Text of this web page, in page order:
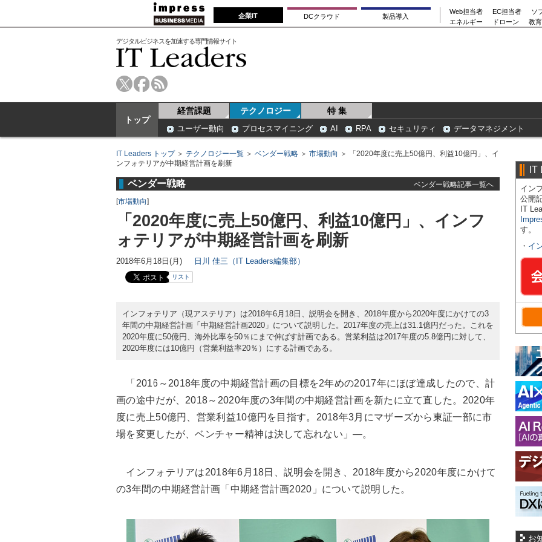
企業IT DCクラウド 製品導入
Web担当者 EC担当者
ソ
エネルギー
ドローン 教
デジタルビジネスを加速する専門情報サイト
トップ
経営課題 テクノロジー 特 集
ユーザー動向 プロセスマイニング AI RPA セキュリティ データマネジメント
IT Leaders トップ＞ テクノロジー一覧 ＞ ベンダー戦略 ＞ 市場動向 ＞ 「2020年度に売上50億円、利益10億円」、イ
ンフォテリアが中期経営計画を刷新
ベンダー戦略
ベンダー戦略記事一覧へ
[市場動向]
「2020年度に売上50億円、利益10億円」、インフ
ォテリアが中期経営計画を刷新
2018年6月18日(月) 日川 佳三（IT Leaders編集部）
リスト
インフォテリア（現アステリア）は2018年6月18日、説明会を開き、2018年度から2020年度にかけての3
年間の中期経営計画「中期経営計画2020」について説明した。2017年度の売上は31.1億円だった。これを
2020年度に50億円、海外比率を50％にまで伸ばす計画である。営業利益は2017年度の5.8億円に対して、
2020年度には10億円（営業利益率20％）にする計画である。
「2016～2018年度の中期経営計画の目標を2年めの2017年にほぼ達成したので、計
画の途中だが、2018～2020年度の3年間の中期経営計画を新たに立て直した。2020年
度に売上50億円、営業利益10億円を目指す。2018年3月にマザーズから東証一部に市
場を変更したが、ベンチャー精神は決して忘れない」―。
インフォテリアは2018年6月18日、説明会を開き、2018年度から2020年度にかけて
の3年間の中期経営計画「中期経営計画2020」について説明した。
IT
イン
公開
IT
す。
・ イ
お